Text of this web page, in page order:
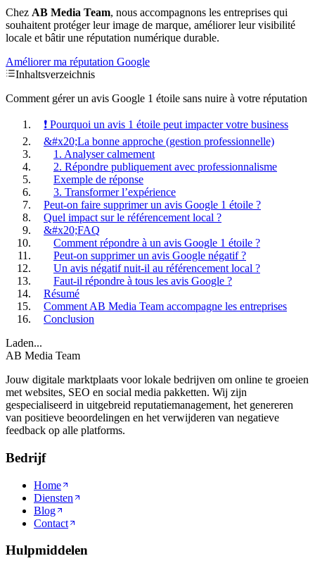
Chez AB Media Team, nous accompagnons les entreprises qui
souhaitent protéger leur image de marque, améliorer leur visibilité
locale et bâtir une réputation numérique durable.
Améliorer ma réputation Google
Inhaltsverzeichnis
Comment gérer un avis Google 1 étoile sans nuire à votre réputation
❗ Pourquoi un avis 1 étoile peut impacter votre business
&#x20;La bonne approche (gestion professionnelle)
1. Analyser calmement
2. Répondre publiquement avec professionnalisme
Exemple de réponse
3. Transformer l’expérience
Peut-on faire supprimer un avis Google 1 étoile ?
Quel impact sur le référencement local ?
&#x20;FAQ
Comment répondre à un avis Google 1 étoile ?
Peut-on supprimer un avis Google négatif ?
Un avis négatif nuit-il au référencement local ?
Faut-il répondre à tous les avis Google ?
Résumé
Comment AB Media Team accompagne les entreprises
Conclusion
Laden...
AB Media Team
Jouw digitale marktplaats voor lokale bedrijven om online te groeien
met websites, SEO en social media pakketten. Wij zijn
gespecialiseerd in uitgebreid reputatiemanagement, het genereren
van positieve beoordelingen en het verwijderen van negatieve
feedback op alle platforms.
Bedrijf
Home
Diensten
Blog
Contact
Hulpmiddelen